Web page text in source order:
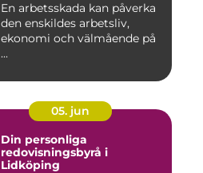
En arbetsskada kan påverka
den enskildes arbetsliv,
ekonomi och välmående på
...
05. jun
Din personliga
redovisningsbyrå i
Lidköping